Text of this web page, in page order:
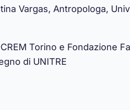
Vargas, Antropologa,
Torino e Fondazione
di UNITRE